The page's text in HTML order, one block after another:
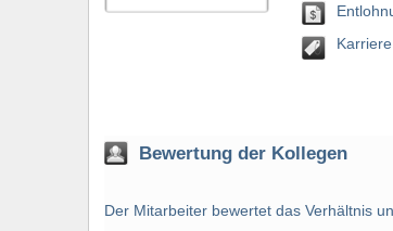
Karriere
Bewertung der Kollegen
Der Mitarbeiter bewertet das Verhältnis